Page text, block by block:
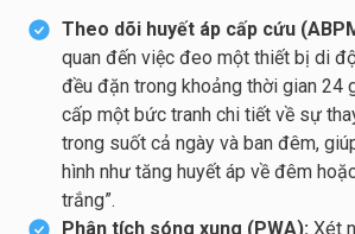
Theo dõi huyết áp cấp cứu
quan đến việc đeo một thiết bị di
đều đặn trong khoảng thời gian 24
cấp một bức tranh chi tiết về sự
trong suốt cả ngày và ban đêm,
hình như tăng huyết áp về đêm
trắng”.
Phân tích sóng xung (PWA): Xét